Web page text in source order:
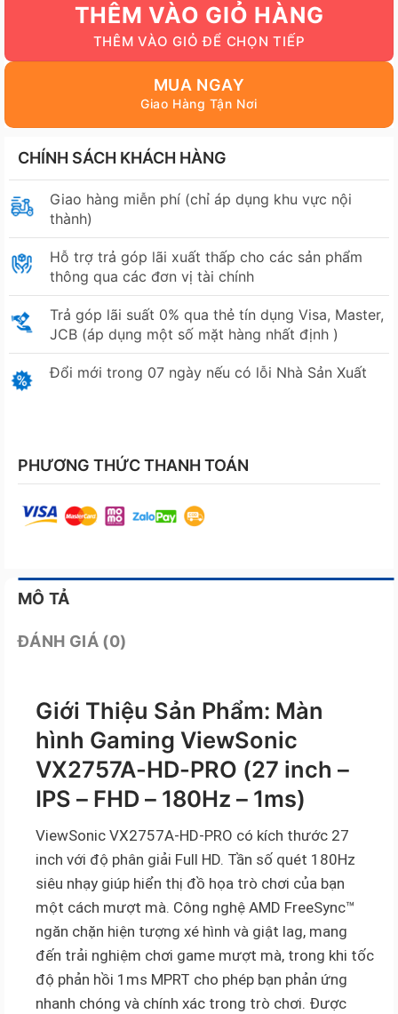
5.500.000₫.
3.750.000₫.
THÊM VÀO GIỎ HÀNG
MUA NGAY
CHÍNH SÁCH KHÁCH HÀNG
Giao hàng miễn phí (chỉ áp dụng khu vực nội
thành)
Hỗ trợ trả góp lãi xuất thấp cho các sản phẩm
thông qua các đơn vị tài chính
Trả góp lãi suất 0% qua thẻ tín dụng Visa, Master,
JCB (áp dụng một số mặt hàng nhất định )
Đổi mới trong 07 ngày nếu có lỗi Nhà Sản Xuất
PHƯƠNG THỨC THANH TOÁN
MÔ TẢ
ĐÁNH GIÁ (0)
Giới Thiệu Sản Phẩm: Màn
hình Gaming ViewSonic
VX2757A-HD-PRO (27 inch –
IPS – FHD – 180Hz – 1ms)
ViewSonic VX2757A-HD-PRO có kích thước 27
inch với độ phân giải Full HD. Tần số quét 180Hz
siêu nhạy giúp hiển thị đồ họa trò chơi của bạn
một cách mượt mà. Công nghệ AMD FreeSync™
ngăn chặn hiện tượng xé hình và giật lag, mang
đến trải nghiệm chơi game mượt mà, trong khi tốc
độ phản hồi 1ms MPRT cho phép bạn phản ứng
nhanh chóng và chính xác trong trò chơi. Được